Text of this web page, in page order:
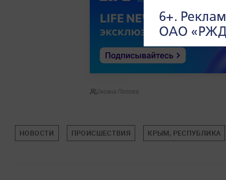
Оксана Попова
НОВОСТИ ПРОИСШЕСТВИЯ КРЫМ, РЕСПУБЛИКА